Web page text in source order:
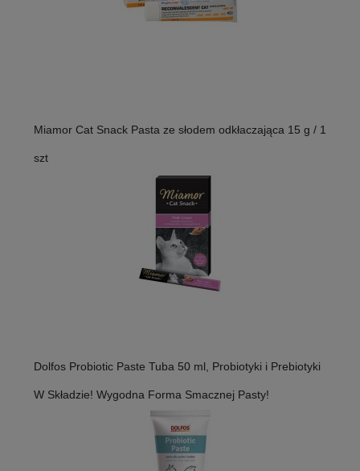
Miamor Cat Snack Pasta ze słodem odkłaczająca 15 g / 1
szt
Dolfos Probiotic Paste Tuba 50 ml, Probiotyki i Prebiotyki
W Składzie! Wygodna Forma Smacznej Pasty!